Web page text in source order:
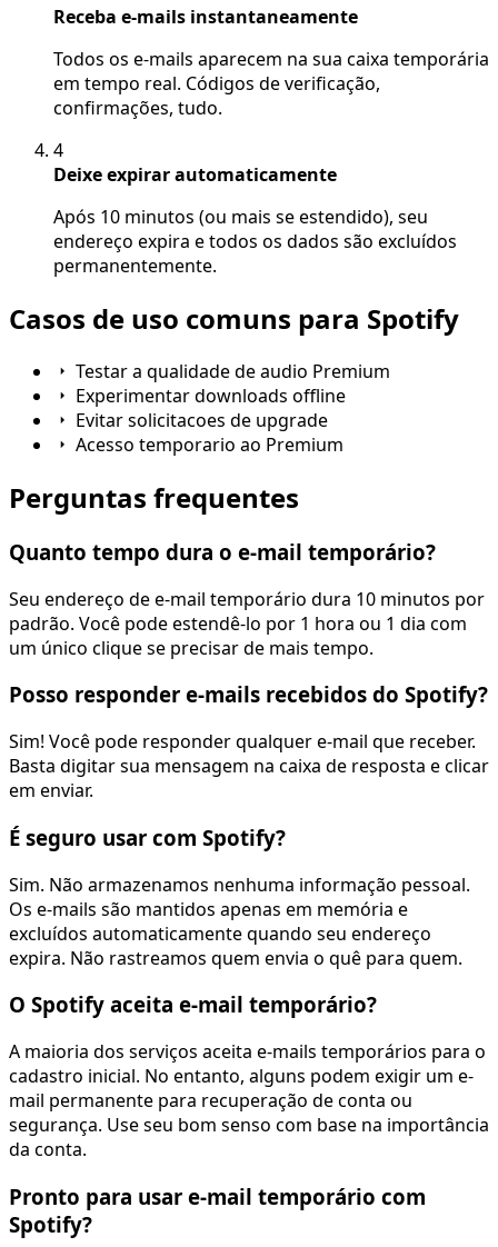
Receba e-mails instantaneamente
Todos os e-mails aparecem na sua caixa temporária
em tempo real. Códigos de verificação,
confirmações, tudo.
4
Deixe expirar automaticamente
Após 10 minutos (ou mais se estendido), seu
endereço expira e todos os dados são excluídos
permanentemente.
Casos de uso comuns para Spotify
Testar a qualidade de audio Premium
Experimentar downloads offline
Evitar solicitacoes de upgrade
Acesso temporario ao Premium
Perguntas frequentes
Quanto tempo dura o e-mail temporário?
Seu endereço de e-mail temporário dura 10 minutos por
padrão. Você pode estendê-lo por 1 hora ou 1 dia com
um único clique se precisar de mais tempo.
Posso responder e-mails recebidos do Spotify?
Sim! Você pode responder qualquer e-mail que receber.
Basta digitar sua mensagem na caixa de resposta e clicar
em enviar.
É seguro usar com Spotify?
Sim. Não armazenamos nenhuma informação pessoal.
Os e-mails são mantidos apenas em memória e
excluídos automaticamente quando seu endereço
expira. Não rastreamos quem envia o quê para quem.
O Spotify aceita e-mail temporário?
A maioria dos serviços aceita e-mails temporários para o
cadastro inicial. No entanto, alguns podem exigir um e-
mail permanente para recuperação de conta ou
segurança. Use seu bom senso com base na importância
da conta.
Pronto para usar e-mail temporário com
Spotify?